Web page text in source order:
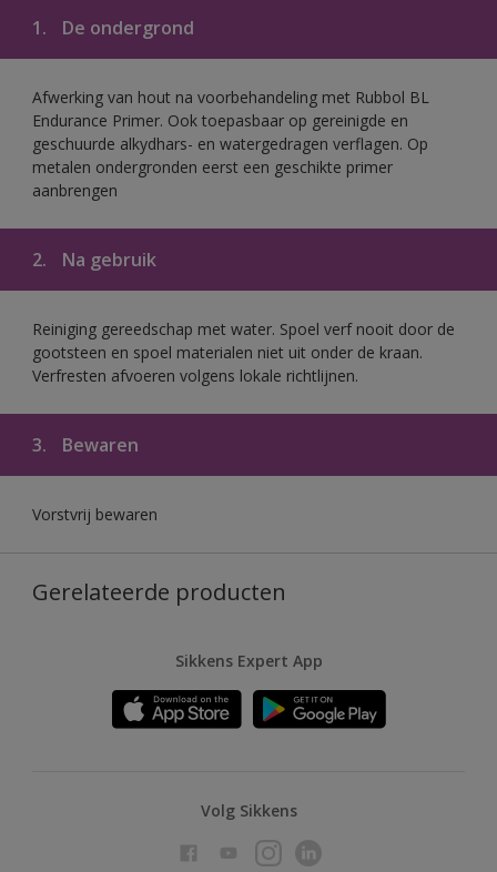
1. De ondergrond
Afwerking van hout na voorbehandeling met Rubbol BL
Endurance Primer. Ook toepasbaar op gereinigde en
geschuurde alkydhars- en watergedragen verflagen. Op
metalen ondergronden eerst een geschikte primer
aanbrengen
2. Na gebruik
Reiniging gereedschap met water. Spoel verf nooit door de
gootsteen en spoel materialen niet uit onder de kraan.
Verfresten afvoeren volgens lokale richtlijnen.
3. Bewaren
Vorstvrij bewaren
Gerelateerde producten
Sikkens Expert App
Volg Sikkens